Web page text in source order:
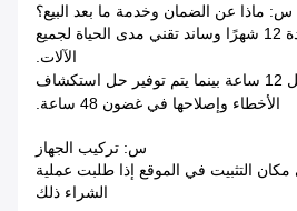
س: ماذا عن الضمان وخدمة ما بعد البيع؟
ج: نحن نقدم ضمان لمدة 12 شهرًا وساند تقني مدى الحياة لجميع
الآلات.
12 ساعة بينما يتم توفير حل استكشاف
الأخطاء وإصلاحها في غضون 48 ساعة.
س: تركيب الجهاز
مكان التثبيت في الموقع إذا طلبت عملية
الشراء ذلك